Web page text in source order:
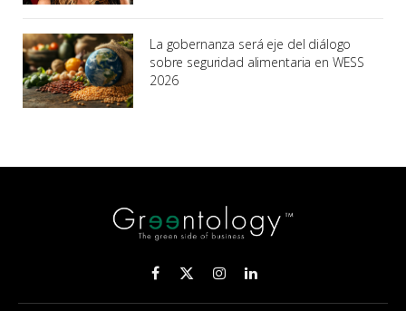
La gobernanza será eje del diálogo
sobre seguridad alimentaria en WESS
2026
Facebook
X
(Twitter)
InstagramLinkedIn